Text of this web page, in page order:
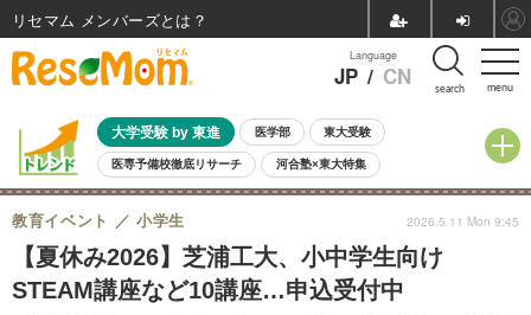
menu
Language
JP / CN search
大学受験 by 東進 医学部 東大受験
医専予備校徹底リサーチ 河合塾×東大特集
親子で考える大学選び 高校受験 中学受験 小学校受験
共通テスト 夏休み
8月開催イベント・WS 全国公立高校 過去問 人気記事
自由研究教材（小学生向け） 自由研究教材（中学生向け）
【夏休み2026】芝浦工大、小中学生向け
STEAM講座など10講座…申込受付中
教育イベント 小学生 2026.5.11 Mon 9:45
リセマム メンバーズ